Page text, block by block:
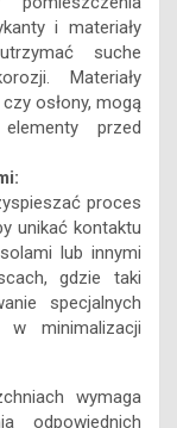
i materiały
suche
Materiały
osłony, mogą
przed
proces
unikać kontaktu
lub innymi
gdzie taki
specjalnych
w minimalizacji
wymaga
odpowiednich